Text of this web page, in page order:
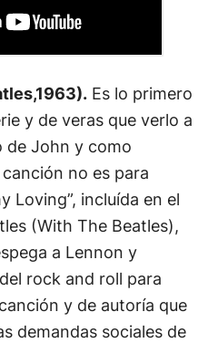
Es lo primero
y de veras que verlo a
de John y como
no es para
Loving”, incluída en el
(With The Beatles),
a Lennon y
rock and roll para
y de autoría que
demandas sociales de